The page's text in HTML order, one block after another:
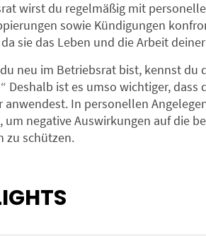
wirst du regelmäßig mit
sowie Kündigungen
sie das Leben und die Arbeit
neu im Betriebsrat bist, kennst du
Deshalb ist es umso wichtiger,
anwendest. In personellen
um negative Auswirkungen auf die
zu schützen.